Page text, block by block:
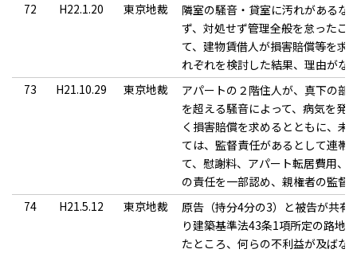
72
H22.1.20 東京地裁
隣室の騒音・貸室に汚れがあるな
ず、対処せず管理全般を怠ったこ
て、建物賃借人が損害賠償等を求
れぞれを検討した結果、理由がな
73
H21.10.29 東京地裁
アパートの２階住人が、真下の部
を超える騒音によって、病気を発
く損害賠償を求めるとともに、未
ては、監督責任があるとして連帯
て、慰謝料、アパート転居費用、
の責任を一部認め、親権者の監督
74
H21.5.12 東京地裁
原告（持分4分の3）と被告が共有
り建築基準法43条1項所定の路地
たところ、何らの不利益が及ばな